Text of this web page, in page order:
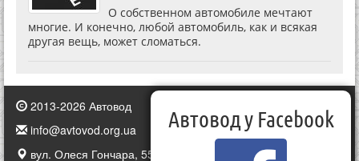
О собственном автомобиле мечтают
многие. И конечно, любой автомобиль, как и всякая
другая вещь, может сломаться.
2013-2026 Автовод
info@avtovod.org.ua
вул. Олеся Гончара, 55, Київ, Україна
Автовод у Facebook